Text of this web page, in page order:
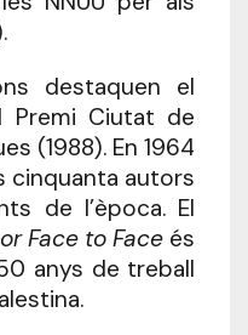
destaquen el
Premi Ciutat de
(1988). En 1964
cinquanta autors
de l’època. El
Face to Face és
anys de treball